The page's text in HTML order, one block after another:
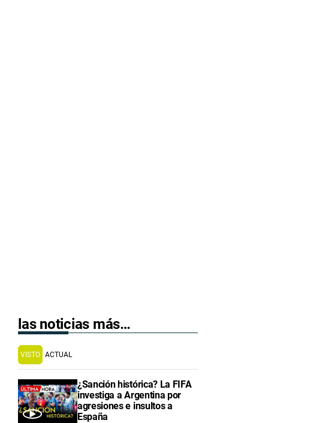
las noticias más…
VISTO ACTUAL
¿Sanción histórica? La FIFA
investiga a Argentina por
agresiones e insultos a
España